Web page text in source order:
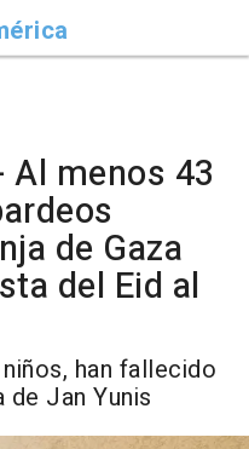
Al menos 43
de Gaza
del Eid al
han fallecido
Jan Yunis